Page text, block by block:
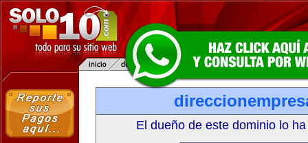
El dueño de este dominio lo